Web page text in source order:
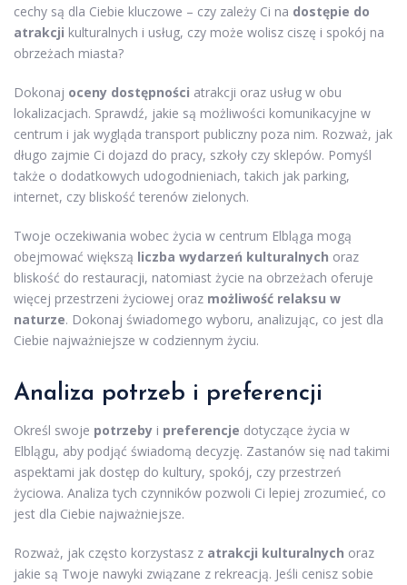
cechy są dla Ciebie kluczowe – czy zależy Ci na dostępie do
atrakcji kulturalnych i usług, czy może wolisz ciszę i spokój na
obrzeżach miasta?
Dokonaj oceny dostępności atrakcji oraz usług w obu
lokalizacjach. Sprawdź, jakie są możliwości komunikacyjne w
centrum i jak wygląda transport publiczny poza nim. Rozważ, jak
długo zajmie Ci dojazd do pracy, szkoły czy sklepów. Pomyśl
także o dodatkowych udogodnieniach, takich jak parking,
internet, czy bliskość terenów zielonych.
Twoje oczekiwania wobec życia w centrum Elbląga mogą
obejmować większą liczba wydarzeń kulturalnych oraz
bliskość do restauracji, natomiast życie na obrzeżach oferuje
więcej przestrzeni życiowej oraz możliwość relaksu w
naturze. Dokonaj świadomego wyboru, analizując, co jest dla
Ciebie najważniejsze w codziennym życiu.
Analiza potrzeb i preferencji
Określ swoje potrzeby i preferencje dotyczące życia w
Elblągu, aby podjąć świadomą decyzję. Zastanów się nad takimi
aspektami jak dostęp do kultury, spokój, czy przestrzeń
życiowa. Analiza tych czynników pozwoli Ci lepiej zrozumieć, co
jest dla Ciebie najważniejsze.
Rozważ, jak często korzystasz z atrakcji kulturalnych oraz
jakie są Twoje nawyki związane z rekreacją. Jeśli cenisz sobie